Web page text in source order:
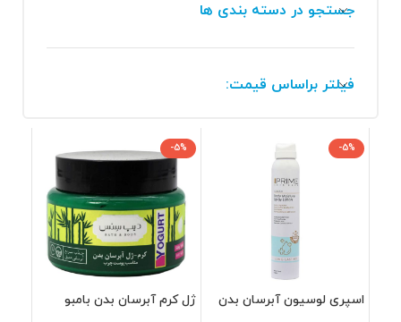
جستجو در دسته بندی ها
فیلتر براساس قیمت:
-5%
اسپری لوسیون آبرسان بدن
-5%
ژل کرم آبرسان بدن بامبو